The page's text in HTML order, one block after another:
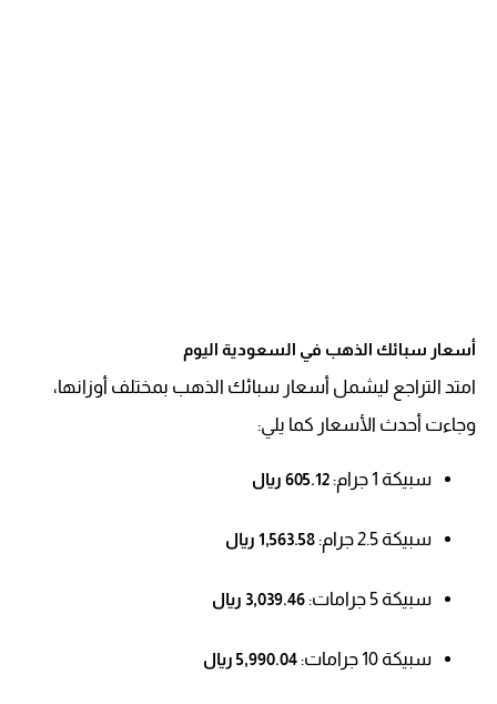
أسعار سبائك الذهب في السعودية اليوم
امتد التراجع ليشمل أسعار سبائك الذهب بمختلف أوزانها،
وجاءت أحدث الأسعار كما يلي:
سبيكة 1 جرام: 605.12 ريال
سبيكة 2.5 جرام: 1,563.58 ريال
سبيكة 5 جرامات: 3,039.46 ريال
سبيكة 10 جرامات: 5,990.04 ريال